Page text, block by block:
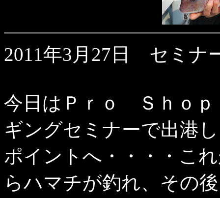
2011年3月27日 セミナ
今日はＰｒｏ Ｓｈｏ
ギングセミナーで出港
ポイントへ・・・・こ
らハマチが釣れ、その